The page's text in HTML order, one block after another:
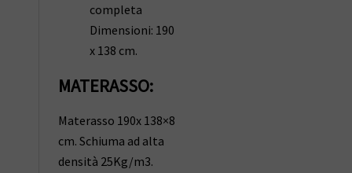
completa
Dimensioni: 190
x 138 cm.
MATERASSO:
Materasso 190x 138×8
cm. Schiuma ad alta
densità 25Kg/m3.